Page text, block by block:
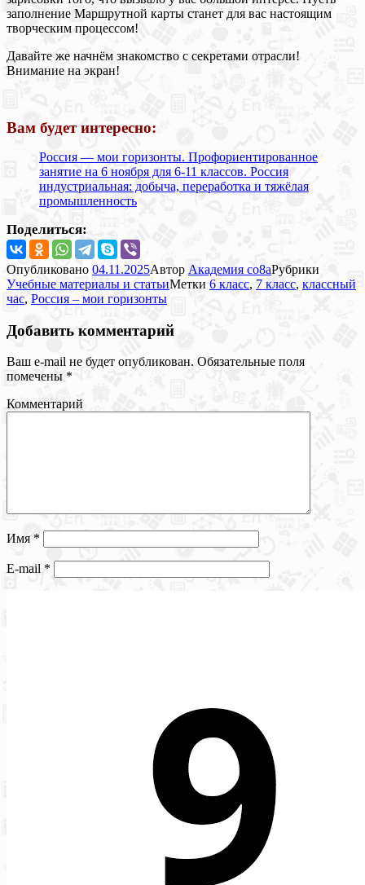
заполнение Маршрутной карты станет для вас настоящим
творческим процессом!
Давайте же начнём знакомство с секретами отрасли!
Внимание на экран!
Вам будет интересно:
Россия — мои горизонты. Профориентированное
занятие на 6 ноября для 6-11 классов. Россия
индустриальная: добыча, переработка и тяжёлая
промышленность
Поделиться:
Опубликовано 04.11.2025Автор Академия co8aРубрики
Учебные материалы и статьиМетки 6 класс, 7 класс, классный
час, Россия – мои горизонты
Добавить комментарий
Ваш e-mail не будет опубликован. Обязательные поля
помечены *
Комментарий
Имя *
E-mail *